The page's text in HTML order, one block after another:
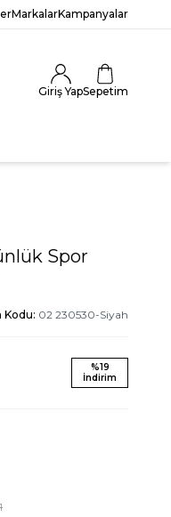
MarkalarKampanyalar
Giriş YapSepetim
Spor
Kodu: 02 230530-Siyah
%19
İndirim